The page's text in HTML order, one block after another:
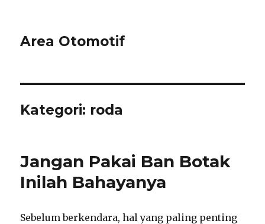
Area Otomotif
Kategori: roda
Jangan Pakai Ban Botak
Inilah Bahayanya
Sebelum berkendara, hal yang paling penting